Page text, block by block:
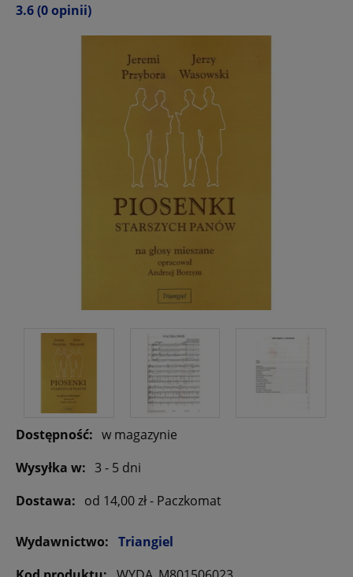
3.6(0 opinii)
Dostępność: w magazynie
Wysyłka w: 3 - 5 dni
Dostawa: od 14,00 zł- Paczkomat
Wydawnictwo: Triangiel